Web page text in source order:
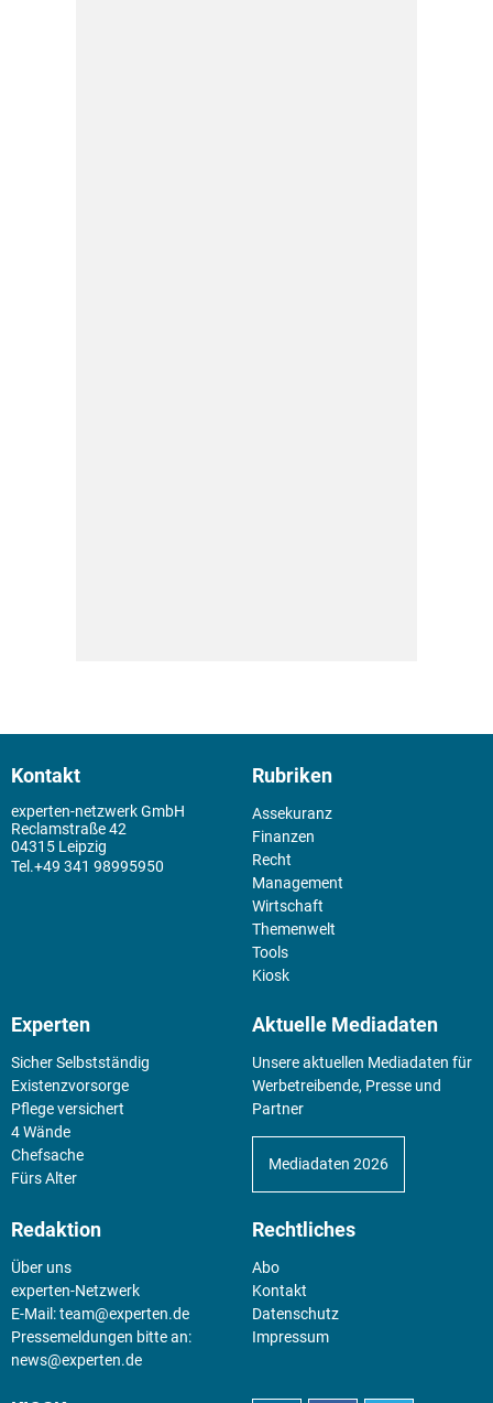
Kontakt
experten-netzwerk GmbH
Reclamstraße 42
04315 Leipzig
+49 341 98995950
Rubriken
Assekuranz
Finanzen
Recht
Management
Wirtschaft
Themenwelt
Tools
Kiosk
Experten
Sicher Selbstständig
Existenz­vorsorge
Pflege versichert
4 Wände
Chefsache
Fürs Alter
Aktuelle Mediadaten
Unsere aktuellen Mediadaten für
Werbetreibende, Presse und
Partner
Mediadaten 2026
Redaktion
Über uns
experten-Netzwerk
E-Mail:team@experten.de
Pressemeldungen bitte an:
news@experten.de
Rechtliches
Abo
Kontakt
Datenschutz
Impressum